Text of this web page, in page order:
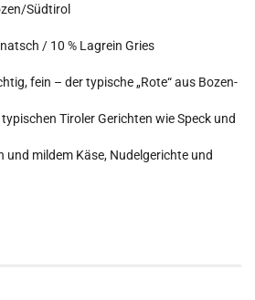
Südtirol
/ 10 % Lagrein Gries
fein – der typische „Rote“ aus Bozen-
Tiroler Gerichten wie Speck und
und mildem Käse, Nudelgerichte und